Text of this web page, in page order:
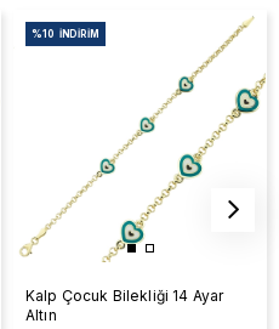
Kalp Çocuk Bilekliği 14 Ayar
Altın
%10 İNDIRIM